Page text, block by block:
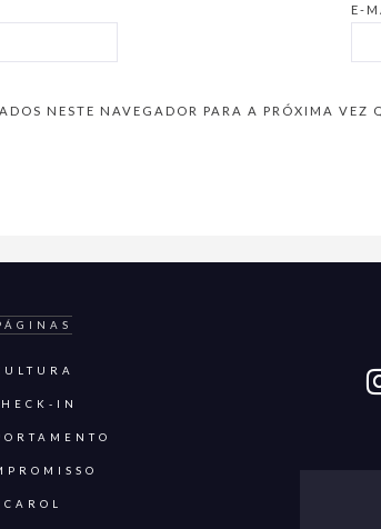
E-
NESTE NAVEGADOR PARA A PRÓXIMA VEZ
IN
CAROL